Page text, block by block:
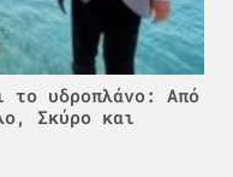
το υδροπλάνο: Από
Σκύρο και